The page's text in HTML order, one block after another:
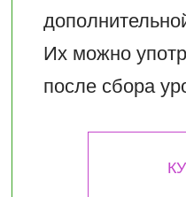
Их можно
после сбора